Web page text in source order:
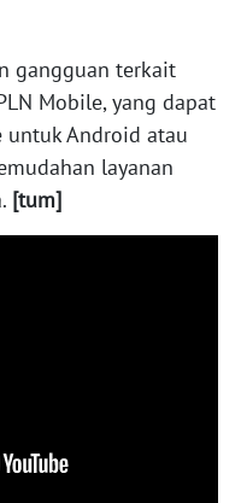
gangguan terkait
Mobile, yang dapat
Android atau
layanan
[tum]